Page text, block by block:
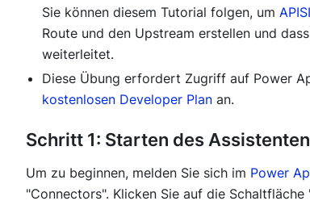
Sie können diesem Tutorial folgen, um
Route und den Upstream erstellen und
weiterleitet.
Diese Übung erfordert Zugriff auf Power
kostenlosen Developer Plan an.
Schritt 1: Starten des
Um zu beginnen, melden Sie sich im Power
"Connectors". Klicken Sie auf die Schaltfläche